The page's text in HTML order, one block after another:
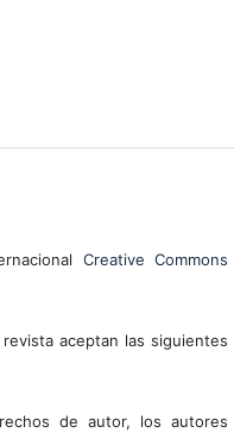
Creative Commons
aceptan las siguientes
de autor, los autores